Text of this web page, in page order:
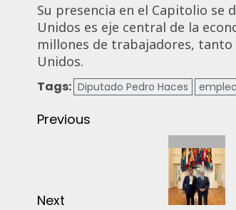
Su presencia en el Capitolio se
Unidos es eje central de la
millones de trabajadores,
Unidos.
Tags: Diputado Pedro Haces empleo
Previous
Next